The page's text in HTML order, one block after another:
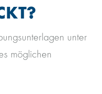
unter
möglichen